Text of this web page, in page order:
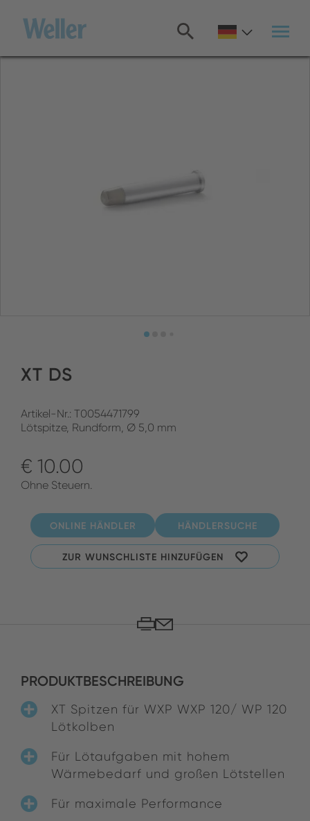
Hauptinhalt
XT DS
Artikel-Nr.: T0054471799
Lötspitze, Rundform, Ø 5,0 mm
€ 10.00
Ohne Steuern.
ONLINE HÄNDLER HÄNDLERSUCHE
ZUR WUNSCHLISTE HINZUFÜGEN
PRODUKTBESCHREIBUNG
XT Spitzen für WXP WXP 120/ WP 120
Lötkolben
Für Lötaufgaben mit hohem
Wärmebedarf und großen Lötstellen
Für maximale Performance